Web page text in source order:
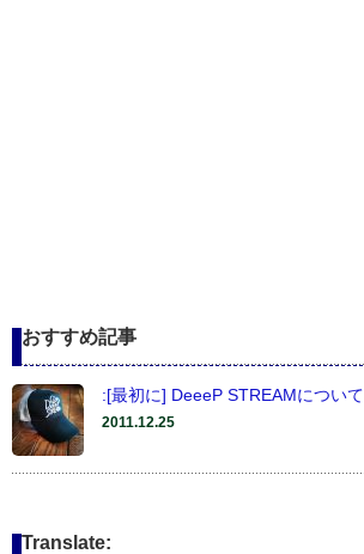
おすすめ記事
:[最初に] DeeeP STREAMについて
2011.12.25
Translate: